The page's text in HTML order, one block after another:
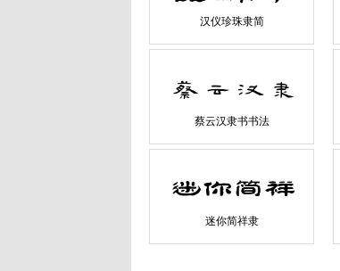
汉仪珍珠隶简
蔡云汉隶书书法
迷你简祥隶